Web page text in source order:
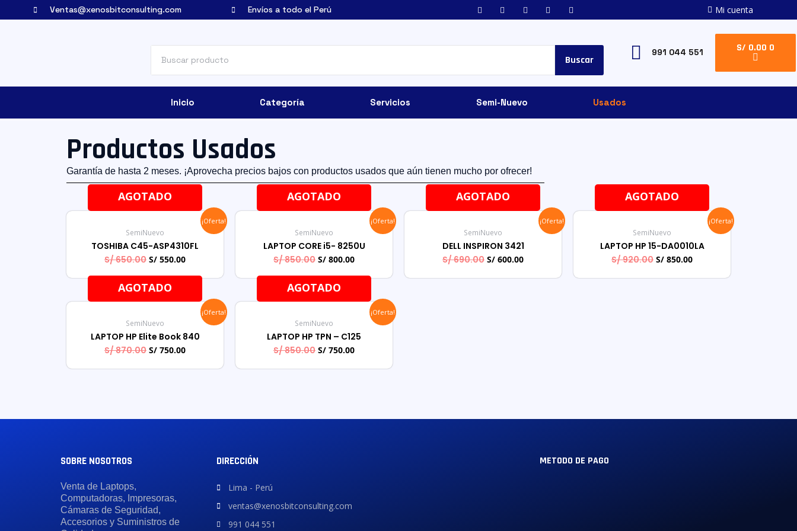
Ventas@xenosbitconsulting.com Envíos a todo el Perú Mi cuenta
Buscar
991 044 551 S/ 0.00 0
Inicio Categoría Servicios Semi-Nuevo Usados
Productos Usados
Garantía de hasta 2 meses. ¡Aprovecha precios bajos con productos usados que aún tienen mucho por ofrecer!
¡Oferta!
AGOTADO
SemiNuevo
TOSHIBA C45-ASP4310FL
S/650.00 S/ 550.00
¡Oferta!
AGOTADO
SemiNuevo
LAPTOP CORE i5- 8250U
S/850.00 S/ 800.00
¡Oferta!
AGOTADO
SemiNuevo
DELL INSPIRON 3421
S/690.00 S/ 600.00
¡Oferta!
AGOTADO
SemiNuevo
LAPTOP HP 15-DA0010LA
S/920.00 S/ 850.00
¡Oferta!
AGOTADO
SemiNuevo
LAPTOP HP Elite Book 840
S/870.00 S/ 750.00
¡Oferta!
AGOTADO
SemiNuevo
LAPTOP HP TPN – C125
S/850.00 S/ 750.00
SOBRE NOSOTROS
Venta de Laptops,
Computadoras, Impresoras,
Cámaras de Seguridad,
Accesorios y Suministros de
DIRECCIÓN
Lima - Perú
ventas@xenosbitconsulting.com
991 044 551
METODO DE PAGO